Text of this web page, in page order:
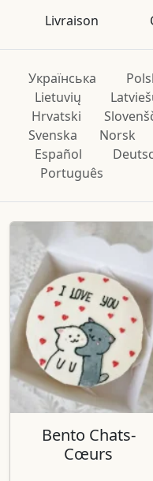
Livraison
Українська
Lietuvių
Hrvatski
Svenska
Norsk
Español
Português
Bento Chats-
Cœurs